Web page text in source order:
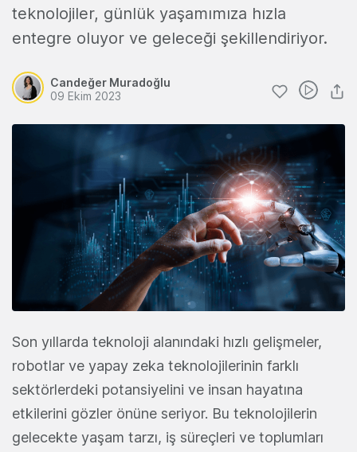
teknolojiler, günlük yaşamımıza hızla
entegre oluyor ve geleceği şekillendiriyor.
Candeğer Muradoğlu
09 Ekim 2023
Son yıllarda teknoloji alanındaki hızlı gelişmeler,
robotlar ve yapay zeka teknolojilerinin farklı
sektörlerdeki potansiyelini ve insan hayatına
etkilerini gözler önüne seriyor. Bu teknolojilerin
gelecekte yaşam tarzı, iş süreçleri ve toplumları